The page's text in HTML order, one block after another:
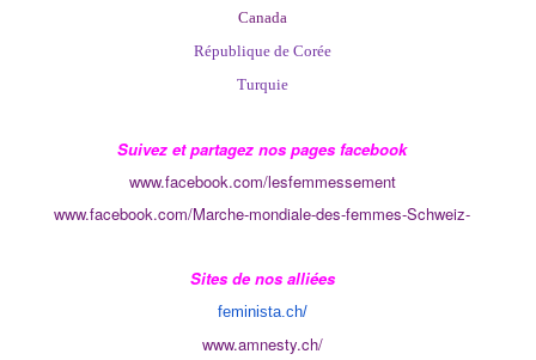
Canada
République de Corée
Turquie
Suivez et partagez nos pages facebook
www.facebook.com/lesfemmessement
www.facebook.com/Marche-mondiale-des-femmes-Schweiz-
Sites de nos alliées
feminista.ch/
www.amnesty.ch/